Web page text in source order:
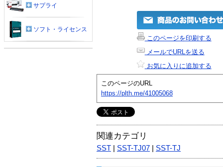
このページを印刷する
メールでURLを送る
お気に入りに追加する
このページのURL
https://plth.me/41005068
関連カテゴリ
SST SST-TJ07 SST-TJ
サプライ
ソフト・ライセンス